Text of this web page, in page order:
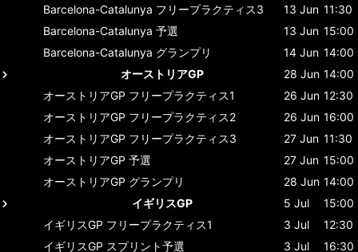
Barcelona-Catalunya フリープラクティス3 13 Jun 11:30
Barcelona-Catalunya 予選 13 Jun 15:00
Barcelona-Catalunya グランプリ 14 Jun 14:00
オーストリアGP
28 Jun 14:00
オーストリアGP フリープラクティス1 26 Jun 12:30
オーストリアGP フリープラクティス2 26 Jun 16:00
オーストリアGP フリープラクティス3 27 Jun 11:30
オーストリアGP 予選 27 Jun 15:00
オーストリアGP グランプリ 28 Jun 14:00
イギリスGP
5 Jul
15:00
イギリスGP フリープラクティス1 3 Jul
12:30
イギリスGP スプリント予選 3 Jul
16:30